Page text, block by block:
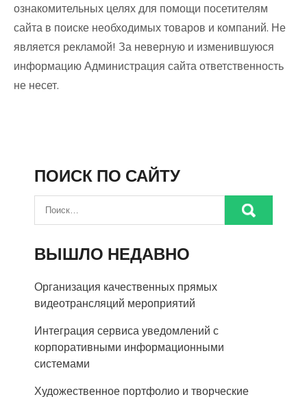
ознакомительных целях для помощи посетителям
сайта в поиске необходимых товаров и компаний. Не
является рекламой! За неверную и изменившуюся
информацию Администрация сайта ответственность
не несет.
ПОИСК ПО САЙТУ
ВЫШЛО НЕДАВНО
Организация качественных прямых
видеотрансляций мероприятий
Интеграция сервиса уведомлений с
корпоративными информационными
системами
Художественное портфолио и творческие